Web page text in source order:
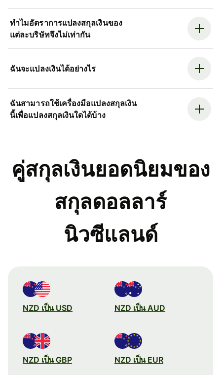
ทำไมอัตราการแปลงสกุลเงินของ
แต่ละบริษัทจึงไม่เท่ากัน
ฉันจะแปลงเงินได้อย่างไร
ฉันสามารถใช้เครื่องมือแปลงสกุลเงิน
นี้เพื่อแปลงสกุลเงินใดได้บ้าง
คู่สกุลเงินยอดนิยมของ
สกุลดอลลาร์
นิวซีแลนด์
NZD เป็น USD NZD เป็น AUD
NZD เป็น GBP NZD เป็น EUR